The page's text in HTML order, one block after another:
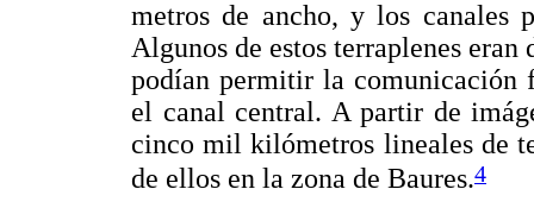
metros de ancho, y los canales
Algunos de estos terraplenes
podían permitir la comunicación
el canal central. A partir de
cinco mil kilómetros lineales de
de ellos en la zona de Baures.4